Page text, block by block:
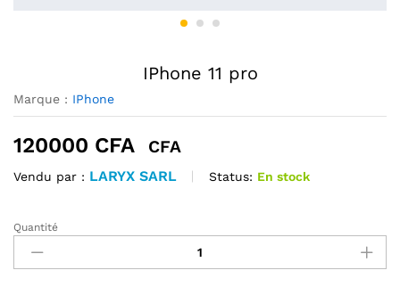
IPhone 11 pro
Marque : IPhone
120000 CFA CFA
Vendu par : LARYX SARL Status: En stock
IPhone
pro
Quantité